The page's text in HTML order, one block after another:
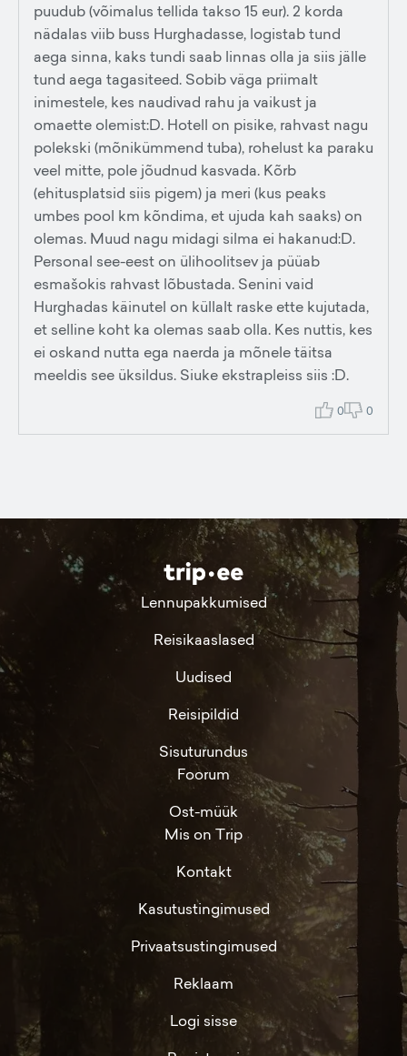
puudub (võimalus tellida takso 15 eur). 2 korda
nädalas viib buss Hurghadasse, logistab tund
aega sinna, kaks tundi saab linnas olla ja siis jälle
tund aega tagasiteed. Sobib väga priimalt
inimestele, kes naudivad rahu ja vaikust ja
omaette olemist:D. Hotell on pisike, rahvast nagu
polekski (mõnikümmend tuba), rohelust ka paraku
veel mitte, pole jõudnud kasvada. Kõrb
(ehitusplatsid siis pigem) ja meri (kus peaks
umbes pool km kõndima, et ujuda kah saaks) on
olemas. Muud nagu midagi silma ei hakanud:D.
Personal see-eest on ülihoolitsev ja püüab
esmašokis rahvast lõbustada. Senini vaid
Hurghadas käinutel on küllalt raske ette kujutada,
et selline koht ka olemas saab olla. Kes nuttis, kes
ei oskand nutta ega naerda ja mõnele täitsa
meeldis see üksildus. Siuke ekstrapleiss siis :D.
0 0
Lennupakkumised
Reisikaaslased
Uudised
Reisipildid
Sisuturundus
Foorum
Ost-müük
Mis on Trip
Kontakt
Kasutustingimused
Privaatsustingimused
Reklaam
Logi sisse